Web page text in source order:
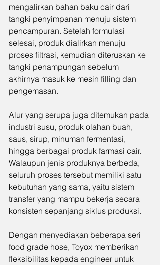
mengalirkan bahan baku cair dari
tangki penyimpanan menuju sistem
pencampuran. Setelah formulasi
selesai, produk dialirkan menuju
proses filtrasi, kemudian diteruskan ke
tangki penampungan sebelum
akhirnya masuk ke mesin filling dan
pengemasan.
Alur yang serupa juga ditemukan pada
industri susu, produk olahan buah,
saus, sirup, minuman fermentasi,
hingga berbagai produk farmasi cair.
Walaupun jenis produknya berbeda,
seluruh proses tersebut memiliki satu
kebutuhan yang sama, yaitu sistem
transfer yang mampu bekerja secara
konsisten sepanjang siklus produksi.
Dengan menyediakan beberapa seri
food grade hose, Toyox memberikan
fleksibilitas kepada engineer untuk